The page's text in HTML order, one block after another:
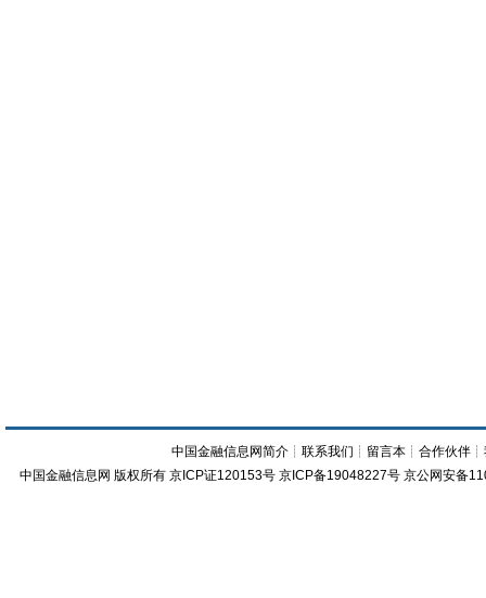
中国金融信息网简介 ┊联系我们 ┊ 留言本 ┊合作伙伴 ┊
中国金融信息网 版权所有 京ICP证120153号 京ICP备19048227号 京公网安备